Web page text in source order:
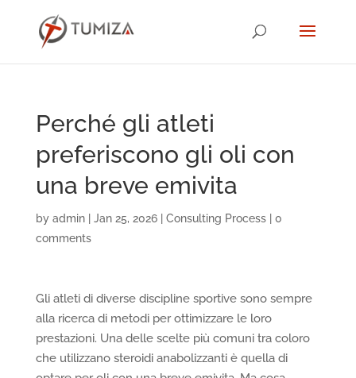
Perché gli atleti
preferiscono gli oli con
una breve emivita
by admin| Jan 25, 2026| Consulting Process| 0
comments
Gli atleti di diverse discipline sportive sono sempre
alla ricerca di metodi per ottimizzare le loro
prestazioni. Una delle scelte più comuni tra coloro
che utilizzano steroidi anabolizzanti è quella di